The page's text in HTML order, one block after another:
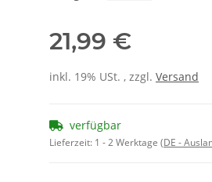
21,99 €
inkl. 19% USt. , zzgl. Versand
verfügbar
Lieferzeit: 1 - 2 Werktage (DE -